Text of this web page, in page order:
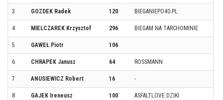
3 GOZDEK Radek 120 BIEGANIEPO40.PL
4 MIELCZAREK Krzysztof 296 BIEGAM NA TARCHOMINIE
5 GAWEŁ Piotr 106
6 CHRAPEK Janusz 64 ROSSMANN
7 ANUSIEWICZ Robert 16 -
8 GAJEK Ireneusz 100 ASFALTLOVE DZIKI